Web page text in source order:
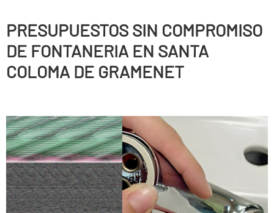
PRESUPUESTOS SIN COMPROMISO
DE FONTANERIA EN SANTA
COLOMA DE GRAMENET